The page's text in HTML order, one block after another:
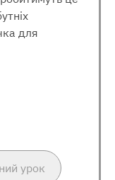
для
урок